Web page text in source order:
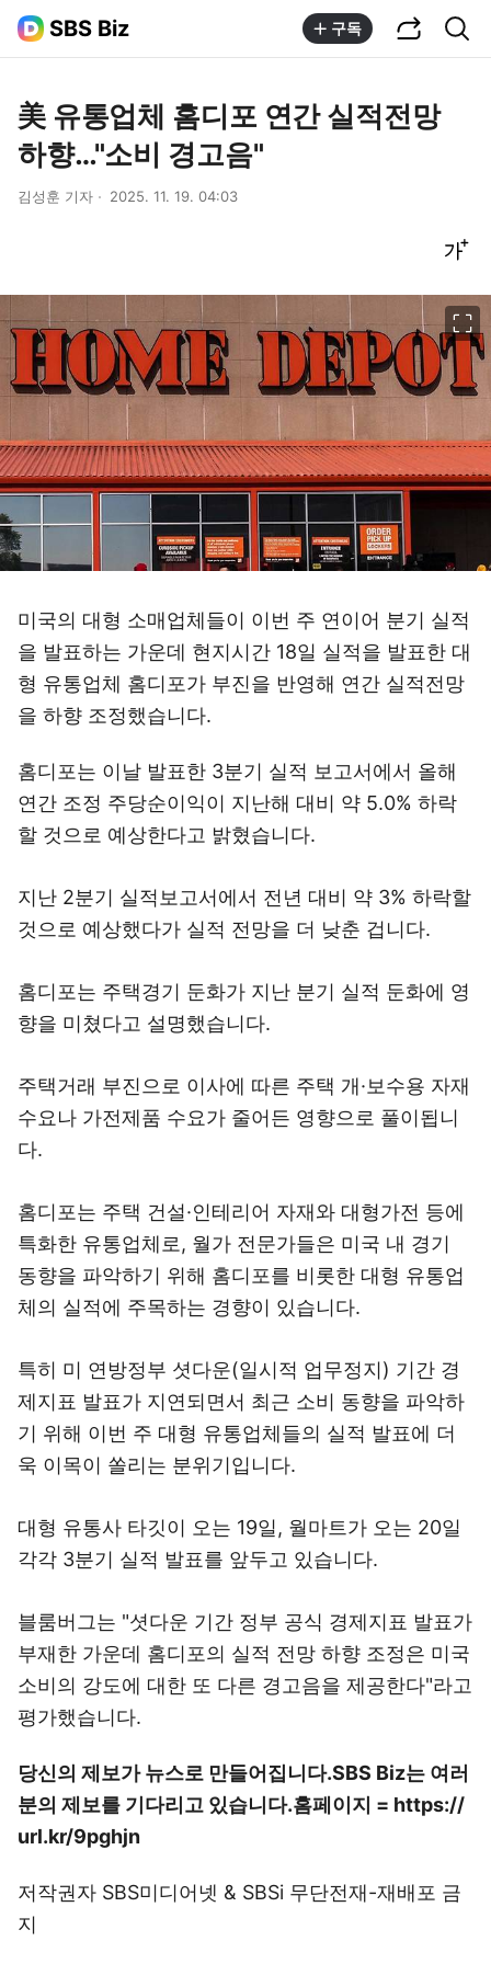
SBS Biz 구독
美 유통업체 홈디포 연간 실적전망
하향…"소비 경고음"
김성훈 기자 2025. 11. 19. 04:03
미국의 대형 소매업체들이 이번 주 연이어 분기 실적
을 발표하는 가운데 현지시간 18일 실적을 발표한 대
형 유통업체 홈디포가 부진을 반영해 연간 실적전망
을 하향 조정했습니다.
홈디포는 이날 발표한 3분기 실적 보고서에서 올해
연간 조정 주당순이익이 지난해 대비 약 5.0% 하락
할 것으로 예상한다고 밝혔습니다.
지난 2분기 실적보고서에서 전년 대비 약 3% 하락할
것으로 예상했다가 실적 전망을 더 낮춘 겁니다.
홈디포는 주택경기 둔화가 지난 분기 실적 둔화에 영
향을 미쳤다고 설명했습니다.
주택거래 부진으로 이사에 따른 주택 개·보수용 자재
수요나 가전제품 수요가 줄어든 영향으로 풀이됩니
다.
홈디포는 주택 건설·인테리어 자재와 대형가전 등에
특화한 유통업체로, 월가 전문가들은 미국 내 경기
동향을 파악하기 위해 홈디포를 비롯한 대형 유통업
체의 실적에 주목하는 경향이 있습니다.
특히 미 연방정부 셧다운(일시적 업무정지) 기간 경
제지표 발표가 지연되면서 최근 소비 동향을 파악하
기 위해 이번 주 대형 유통업체들의 실적 발표에 더
욱 이목이 쏠리는 분위기입니다.
대형 유통사 타깃이 오는 19일, 월마트가 오는 20일
각각 3분기 실적 발표를 앞두고 있습니다.
블룸버그는 "셧다운 기간 정부 공식 경제지표 발표가
부재한 가운데 홈디포의 실적 전망 하향 조정은 미국
소비의 강도에 대한 또 다른 경고음을 제공한다"라고
평가했습니다.
당신의 제보가 뉴스로 만들어집니다.SBS Biz는 여러
분의 제보를 기다리고 있습니다.홈페이지 = https://
url.kr/9pghjn
저작권자 SBS미디어넷 & SBSi 무단전재-재배포 금
지